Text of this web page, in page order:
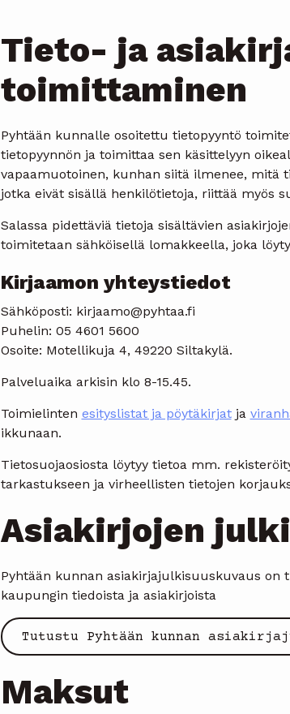
Tieto- ja
toimittaminen
Pyhtään kunnalle osoitettu tietopyyntö
tietopyynnön ja toimittaa sen käsittelyyn
vapaamuotoinen, kunhan siitä ilmenee, mitä
jotka eivät sisällä henkilötietoja, riittää myös
Salassa pidettäviä tietoja sisältävien
toimitetaan sähköisellä lomakkeella, joka
Kirjaamon yhteystiedot
Sähköposti: kirjaamo@pyhtaa.fi
Puhelin: 05 4601 5600
Osoite: Motellikuja 4, 49220 Siltakylä.
Palveluaika arkisin klo 8-15.45.
Toimielinten esityslistat ja pöytäkirjatja
ikkunaan.
Tietosuojaosiosta löytyy tietoa mm.
tarkastukseen ja virheellisten tietojen
Asiakirjojen
Pyhtään kunnan asiakirjajulkisuuskuvaus on
kaupungin tiedoista ja asiakirjoista
Tutustu Pyhtään kunnan
Maksut